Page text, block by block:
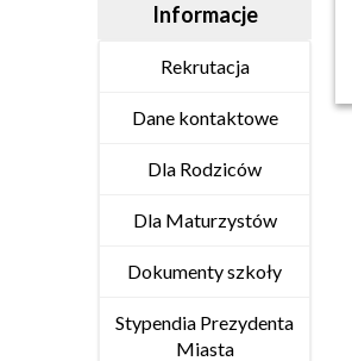
Informacje
Rekrutacja
Dane kontaktowe
Dla Rodziców
Dla Maturzystów
Dokumenty szkoły
Stypendia Prezydenta
Miasta